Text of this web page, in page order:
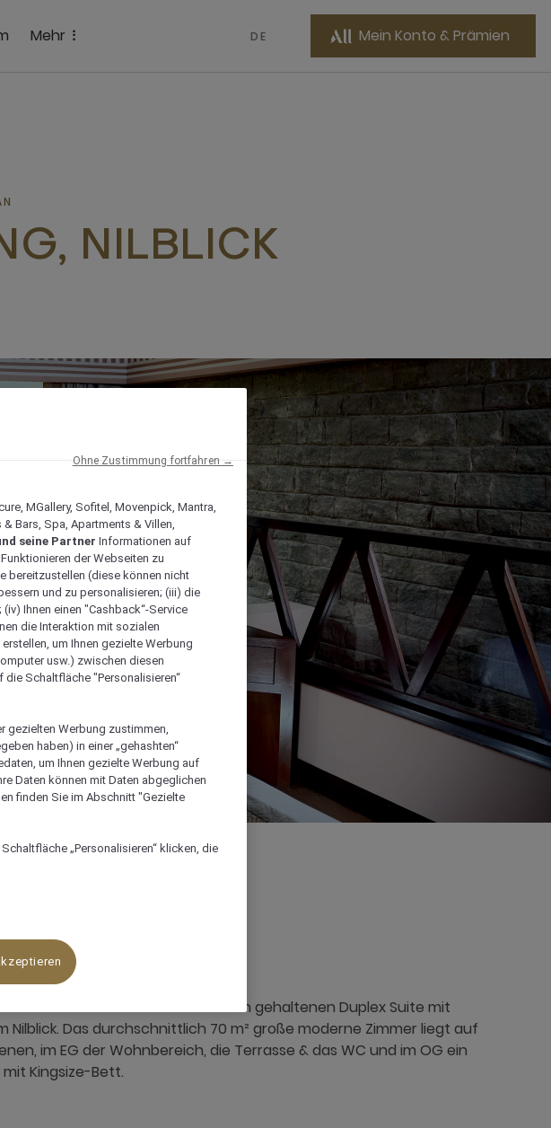
Mehr DE Mein Konto & Prämien
NILBLICK
Sie sich an unserer in edlen Farben gehaltenen Duplex Suite mit
Nilblick. Das durchschnittlich 70 m² große moderne Zimmer liegt auf
im EG der Wohnbereich, die Terrasse & das WC und im OG ein
Kingsize-Bett.
MGallery, Sofitel, Movenpick, Mantra,
Bars, Spa, Apartments & Villen,
seine Partner Informationen auf
der Webseiten zu
bereitzustellen (diese können nicht
und zu personalisieren; (iii) die
Ihnen einen "Cashback“-Service
die Interaktion mit sozialen
um Ihnen gezielte Werbung
usw.) zwischen diesen
Schaltfläche "Personalisieren“
gezielten Werbung zustimmen,
haben) in einer „gehashten“
um Ihnen gezielte Werbung auf
Daten können mit Daten abgeglichen
finden Sie im Abschnitt "Gezielte
„Personalisieren“ klicken, die
Ohne Zustimmung fortfahren →